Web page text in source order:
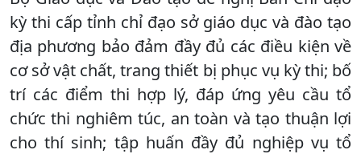
kỳ thi cấp tỉnh chỉ đạo sở giáo dục và đào tạo
địa phương bảo đảm đầy đủ các điều kiện về
cơ sở vật chất, trang thiết bị phục vụ kỳ thi; bố
trí các điểm thi hợp lý, đáp ứng yêu cầu tổ
chức thi nghiêm túc, an toàn và tạo thuận lợi
cho thí sinh; tập huấn đầy đủ nghiệp vụ tổ